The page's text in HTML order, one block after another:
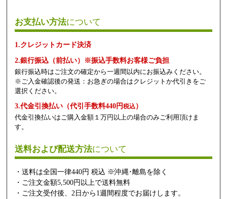
お支払い方法について
1.クレジットカード決済
2.銀行振込（前払い）※振込手数料お客様ご負担
銀行振込時はご注文の確定から一週間以内にお振込みください。
※ご入金確認後の発送：お急ぎの場合はクレジットか代引きをご
選択ください。
3.代金引換払い（代引手数料440円税込）
代金引換払いはご購入金額１万円以上の場合のみご利用頂けま
す。
送料および配送方法について
・送料は全国一律440円 税込 ※沖縄･離島を除く
・ご注文金額5,500円以上で送料無料
・ご注文受付後、2日から1週間程度でお届けします。